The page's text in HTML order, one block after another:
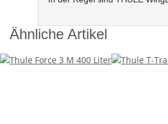
Ähnliche Artikel